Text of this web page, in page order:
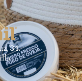
34.